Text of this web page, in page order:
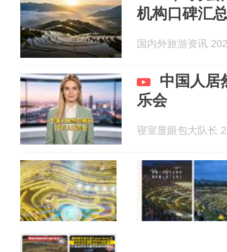
机构口碑汇
国内外旅游资讯
中国人居
乐会
寝室显眼包大队长